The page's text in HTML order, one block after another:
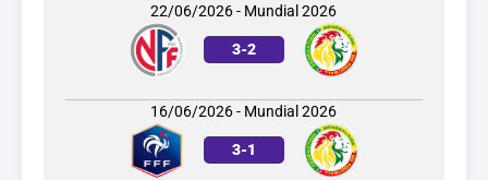
22/06/2026 - Mundial 2026
3-2
16/06/2026 - Mundial 2026
3-1